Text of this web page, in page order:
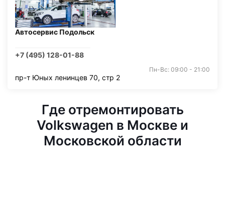
Автосервис Подольск
+7 (495) 128-01-88
Пн-Вс: 09:00 - 21:00
пр-т Юных ленинцев 70, стр 2
Где отремонтировать
Volkswagen в Москве и
Московской области